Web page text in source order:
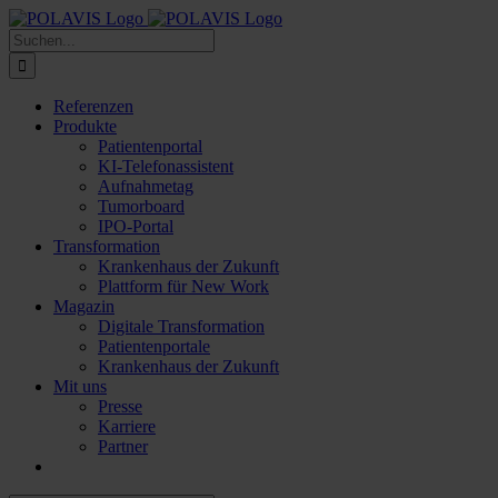
Zum
Inhalt
springen
Suche
nach:
Referenzen
Produkte
Patientenportal
KI-Telefonassistent
Aufnahmetag
Tumorboard
IPO-Portal
Transformation
Krankenhaus der Zukunft
Plattform für New Work
Magazin
Digitale Transformation
Patientenportale
Krankenhaus der Zukunft
Mit uns
Presse
Karriere
Partner